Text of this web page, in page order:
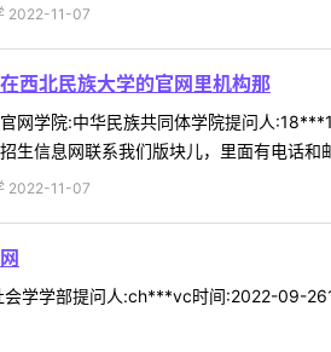
2022-11-07
西北民族大学的官网里机构那
网学院:中华民族共同体学院提问人
生信息网联系我们版块儿，里面有电话和
2022-11-07
学学部提问人:ch***vc时间:2022-09-